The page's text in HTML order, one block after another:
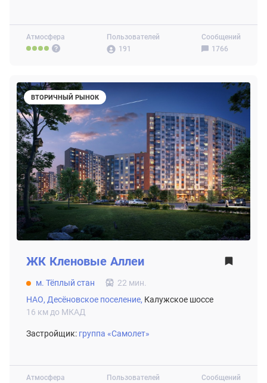
Атмосфера
Пользователей
191
Сообщений
1766
ВТОРИЧНЫЙ РЫНОК
Атмосфера
Пользователей
Сообщений
ЖК Кленовые Аллеи
м. Тёплый стан
22 мин.
НАО, Десёновское поселение, Калужское шоссе
16 км до МКАД
Застройщик: группа «Самолет»